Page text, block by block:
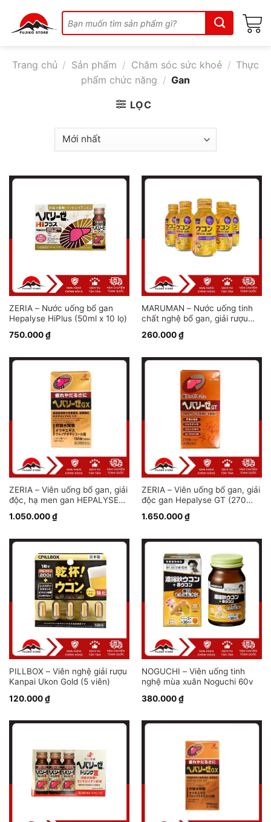
content
kiếm:
Trang chủ / Sản phẩm / Chăm sóc sức khoẻ / Thực
phẩm chức năng / Gan
LỌC
ZERIA – Nước uống bổ gan
Hepalyse HiPlus (50ml x 10 lọ)
750.000₫
MARUMAN – Nước uống tinh
chất nghệ bổ gan, giải rượu
260.000₫
ZERIA – Viên uống bổ gan, giải
độc, hạ men gan HEPALYSE
1.050.000₫
ZERIA – Viên uống bổ gan, giải
độc gan Hepalyse GT (270
1.650.000₫
PILLBOX – Viên nghệ giải rượu
Kanpai Ukon Gold (5 viên)
120.000₫
NOGUCHI – Viên uống tinh
nghệ mùa xuân Noguchi 60v
380.000₫